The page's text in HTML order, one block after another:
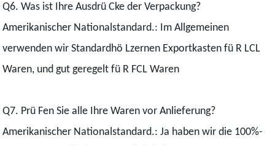
Q6. Was ist Ihre Ausdrü Cke der Verpackung?
Amerikanischer Nationalstandard.: Im Allgemeinen
verwenden wir Standardhö Lzernen Exportkasten fü R LCL
Waren, und gut geregelt fü R FCL Waren
Q7. Prü Fen Sie alle Ihre Waren vor Anlieferung?
Amerikanischer Nationalstandard.: Ja haben wir die 100%-